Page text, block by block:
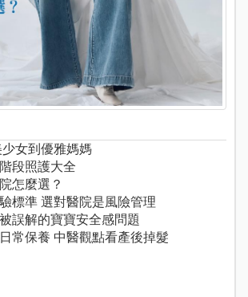
女到優雅媽媽
段照護大全
怎麼選？
標準 選對醫院是風險管理
誤解的寶寶安全感問題
常保養 中醫觀點看產後掉髮